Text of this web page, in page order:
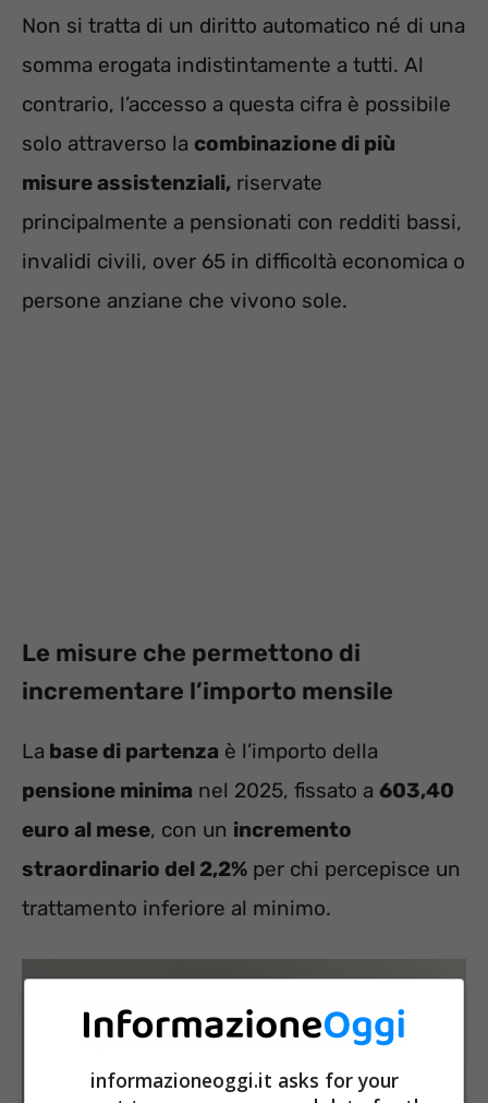
Non si tratta di un diritto automatico né di una
somma erogata indistintamente a tutti. Al
contrario, l’accesso a questa cifra è possibile
solo attraverso la combinazione di più
misure assistenziali, riservate
principalmente a pensionati con redditi bassi,
invalidi civili, over 65 in difficoltà economica o
persone anziane che vivono sole.
Le misure che permettono di
incrementare l’importo mensile
La base di partenza è l’importo della
pensione minima nel 2025, fissato a 603,40
euro al mese, con un incremento
straordinario del 2,2% per chi percepisce un
trattamento inferiore al minimo.
informazioneoggi.it asks for your